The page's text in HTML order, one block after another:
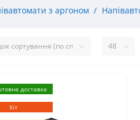
з аргоном
доставка
Хіт